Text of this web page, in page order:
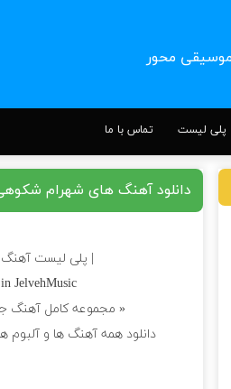
محور
پلی لیست تماس با ما
دانلود آهنگ های شهرام
| پلی لیست
in JelvehMusic
« مجموعه کامل آهنگ
دانلود همه آهنگ ها و